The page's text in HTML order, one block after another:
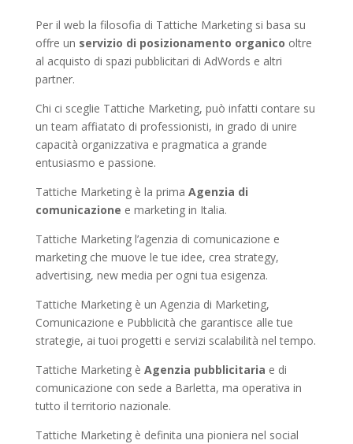
Per il web la filosofia di Tattiche Marketing si basa su
offre un servizio di posizionamento organico oltre
al acquisto di spazi pubblicitari di AdWords e altri
partner.
Chi ci sceglie Tattiche Marketing, può infatti contare su
un team affiatato di professionisti, in grado di unire
capacità organizzativa e pragmatica a grande
entusiasmo e passione.
Tattiche Marketing è la prima Agenzia di
comunicazione e marketing in Italia.
Tattiche Marketing l’agenzia di comunicazione e
marketing che muove le tue idee, crea strategy,
advertising, new media per ogni tua esigenza.
Tattiche Marketing è un Agenzia di Marketing,
Comunicazione e Pubblicità che garantisce alle tue
strategie, ai tuoi progetti e servizi scalabilità nel tempo.
Tattiche Marketing è Agenzia pubblicitaria e di
comunicazione con sede a Barletta, ma operativa in
tutto il territorio nazionale.
Tattiche Marketing è definita una pioniera nel social